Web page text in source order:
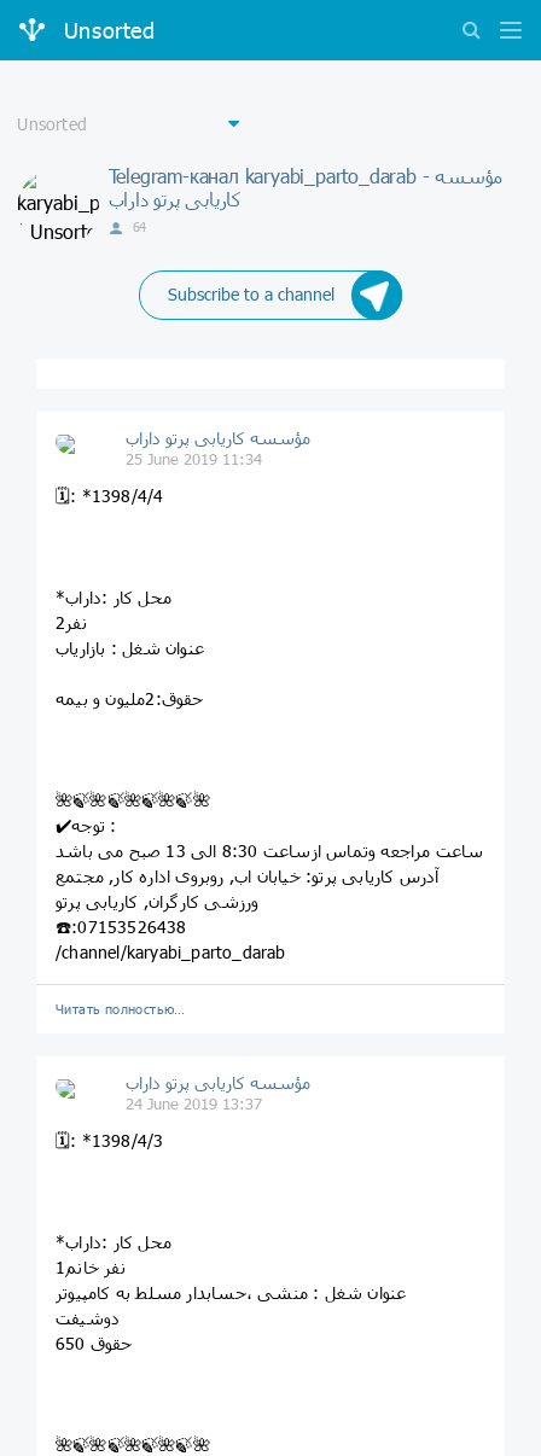
Unsorted
Telegram-канал karyabi_parto_darab - مؤسسه
کاريابى پرتو داراب
64
Subscribe to a channel
مؤسسه کاريابى پرتو داراب
25 June 2019 11:34
🗓: *1398/4/4
*محل کار :داراب
2نفر
عنوان شغل : بازاریاب
حقوق:2ملیون و بیمه
🌺🍃🌺🍃🌺🍃🌺🍃🌺
✔️توجه :
ساعت مراجعه وتماس ازساعت 8:30 الی 13 صبح می باشد
آدرس کاریابی پرتو: خيابان اب, روبروى اداره کار, مجتمع
ورزشى کارگران, کاريابى پرتو
☎️:07153526438
/channel/karyabi_parto_darab
Читать полностью…
مؤسسه کاريابى پرتو داراب
24 June 2019 13:37
🗓: *1398/4/3
*محل کار :داراب
1نفر خانم
عنوان شغل : منشی ،حسابدار مسلط به کامپیوتر
دوشیفت
حقوق 650
🌺🍃🌺🍃🌺🍃🌺🍃🌺